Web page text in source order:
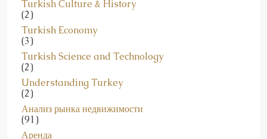
Turkish Economy
(3)
Turkish Science and Technology
(2)
Understanding Turkey
(2)
Анализ рынка недвижимости
(91)
Аренда
(6)